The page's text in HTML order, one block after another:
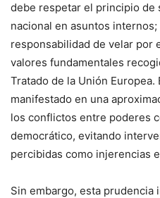
debe respetar el principio de
nacional en asuntos
responsabilidad de velar por
valores fundamentales
Tratado de la Unión Europea.
manifestado en una
los conflictos entre poderes
democrático, evitando
percibidas como injerencias
Sin embargo, esta